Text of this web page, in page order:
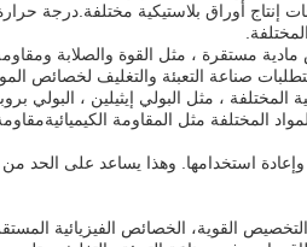
إنتاج أوراق بلاستيكية مختلفة.درجة
مستقرة ، مثل القوة والصلابة
صناعة التعبئة والتغليف لخصائص
، مثل البولي إيثيلين ، البولي
المختلفة مثل المقاومة
وإعادة استخدامها. وهذا يساعد على الحد من
القوية، الخصائص الفيزيائية